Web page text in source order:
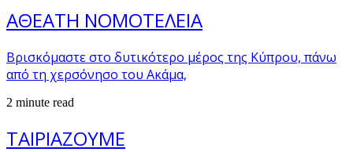
ΑΘΕΑΤΗ ΝΟΜΟΤΕΛΕΙΑ
Βρισκόμαστε στο δυτικότερο μέρος της Κύπρου, πάνω
από τη χερσόνησο του Ακάμα,
2 minute read
ΤΑΙΡΙΑΖΟΥΜΕ